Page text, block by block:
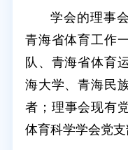
学会的理事
青海省体育工作
队、青海省体育
海大学、青海民
者；理事会现有
体育科学学会党支